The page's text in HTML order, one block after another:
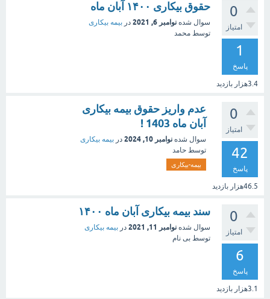
0
امتیاز
1
پاسخ
3.4هزار بازدید
حقوق بیکاری ۱۴۰۰ آبان ماه
سوال شده نوامبر 6, 2021 در بیمه بیکاری
توسط محمد
0
امتیاز
42
پاسخ
46.5هزار بازدید
عدم واریز حقوق بیمه بیکاری
آبان ماه 1403 !
سوال شده نوامبر 10, 2024 در بیمه بیکاری
توسط حامد
بیمه-بیکاری
0
امتیاز
6
پاسخ
3.1هزار بازدید
سند بیمه بیکاری آبان ماه ۱۴۰۰
سوال شده نوامبر 11, 2021 در بیمه بیکاری
توسط بی نام